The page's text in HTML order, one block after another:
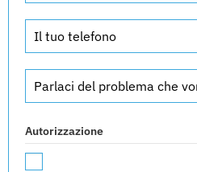
Autorizzazione